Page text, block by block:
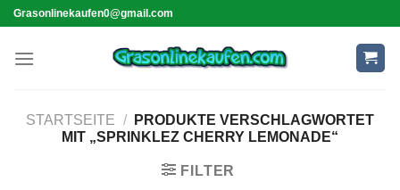
Skip
content
Grasonlinekaufen0@gmail.com
STARTSEITE /
PRODUKTE VERSCHLAGWORTET
MIT „SPRINKLEZ CHERRY LEMONADE“
FILTER